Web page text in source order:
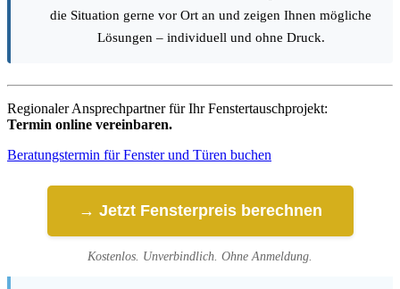
die Situation gerne vor Ort an und zeigen Ihnen mögliche
Lösungen – individuell und ohne Druck.
Regionaler Ansprechpartner für Ihr Fenstertauschprojekt:
Termin online vereinbaren.
Beratungstermin für Fenster und Türen buchen
→ Jetzt Fensterpreis berechnen
Kostenlos. Unverbindlich. Ohne Anmeldung.